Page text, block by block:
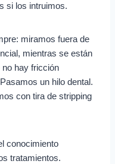
si los intruimos.
miramos fuera de
mientras se están
hay fricción
un hilo dental.
con tira de stripping
conocimiento
tratamientos.